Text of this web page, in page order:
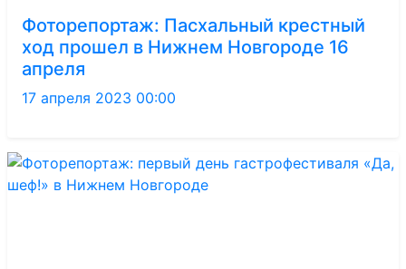
Фоторепортаж: Пасхальный крестный
ход прошел в Нижнем Новгороде 16
апреля
17 апреля 2023 00:00